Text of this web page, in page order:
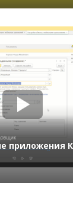
приложения